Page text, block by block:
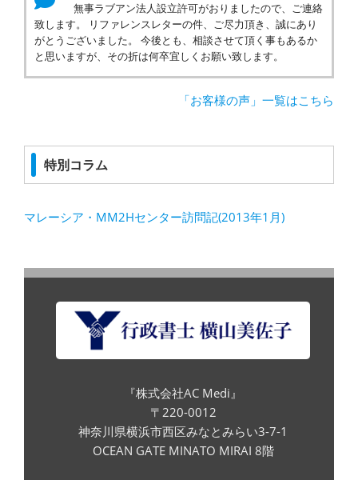
無事ラブアン法人設立許可がおりましたので、ご連絡
致します。 リファレンスレターの件、ご尽力頂き、誠にあり
がとうございました。 今後とも、相談させて頂く事もあるか
と思いますが、その折は何卒宜しくお願い致します。
「お客様の声」一覧はこちら
特別コラム
マレーシア・MM2Hセンター訪問記(2013年1月)
『株式会社AC Medi』
〒220-0012
神奈川県横浜市西区みなとみらい3-7-1
OCEAN GATE MINATO MIRAI 8階